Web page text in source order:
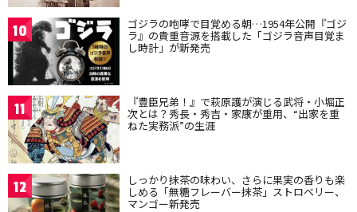
10 ゴジラの咆哮で目覚める朝…1954年公開『ゴジ
ラ』の貴重音源を搭載した「ゴジラ音声目覚ま
し時計」が新発売
11 『豊臣兄弟！』で萩原護が演じる武将・小堀正
次とは？秀長・秀吉・家康が重用、“出家を重
ねた実務派”の生涯
12 しっかり抹茶の味わい、さらに果実の香りも楽
しめる「無糖フレーバー抹茶」ストロベリー、
マンゴー新発売